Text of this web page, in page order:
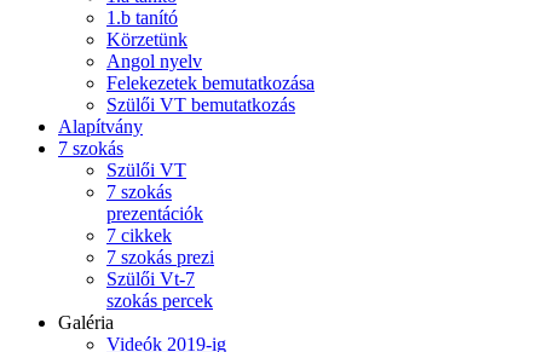
1.b tanító
Körzetünk
Angol nyelv
Felekezetek bemutatkozása
Szülői VT bemutatkozás
Alapítvány
7 szokás
Szülői VT
7 szokás
prezentációk
7 cikkek
7 szokás prezi
Szülői Vt-7
szokás percek
Galéria
Videók 2019-ig